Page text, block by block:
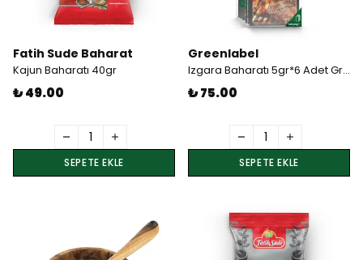
Fatih Sude Baharat
Kajun Baharatı 40gr
₺ 49.00
SEPETE EKLE
Greenlabel
Izgara Baharatı 5gr*6 Adet Greenlabel
₺ 75.00
SEPETE EKLE